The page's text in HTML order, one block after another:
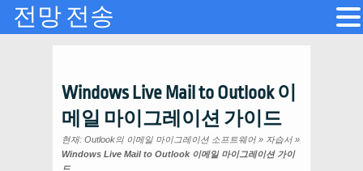
Windows Live Mail to Outlook 이
메일 마이그레이션 가이드
현재: Outlook의 이메일 마이그레이션 소프트웨어 » 자습서 »
Windows Live Mail to Outlook 이메일 마이그레이션 가이
드
전망 전송